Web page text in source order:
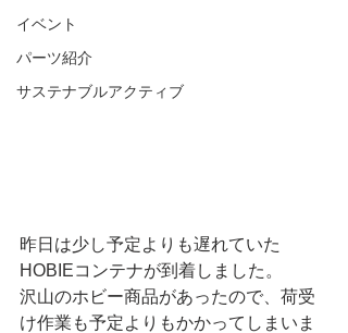
イベント
パーツ紹介
サステナブルアクティブ
昨日は少し予定よりも遅れていた
HOBIEコンテナが到着しました。
沢山のホビー商品があったので、荷受
け作業も予定よりもかかってしまいま